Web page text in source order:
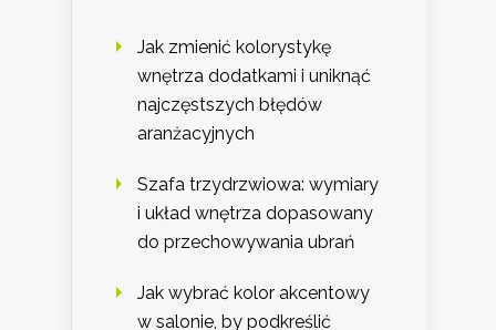
Jak zmienić kolorystykę
wnętrza dodatkami i uniknąć
najczęstszych błędów
aranżacyjnych
Szafa trzydrzwiowa: wymiary
i układ wnętrza dopasowany
do przechowywania ubrań
Jak wybrać kolor akcentowy
w salonie, by podkreślić